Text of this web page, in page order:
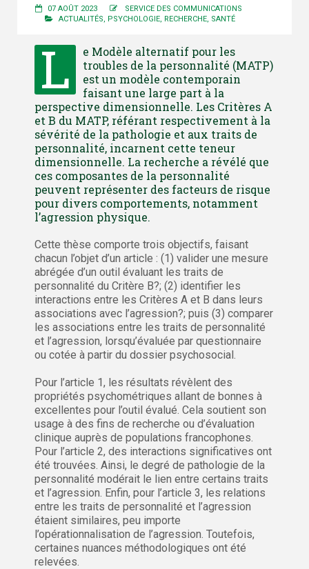
07 AOÛT 2023
SERVICE DES COMMUNICATIONS
ACTUALITÉS, PSYCHOLOGIE, RECHERCHE, SANTÉ
L
e Modèle alternatif pour les
troubles de la personnalité (MATP)
est un modèle contemporain
faisant une large part à la
perspective dimensionnelle. Les Critères A
et B du MATP, référant respectivement à la
sévérité de la pathologie et aux traits de
personnalité, incarnent cette teneur
dimensionnelle. La recherche a révélé que
ces composantes de la personnalité
peuvent représenter des facteurs de risque
pour divers comportements, notamment
l’agression physique.
Cette thèse comporte trois objectifs, faisant
chacun l’objet d’un article : (1) valider une mesure
abrégée d’un outil évaluant les traits de
personnalité du Critère B?; (2) identifier les
interactions entre les Critères A et B dans leurs
associations avec l’agression?; puis (3) comparer
les associations entre les traits de personnalité
et l’agression, lorsqu’évaluée par questionnaire
ou cotée à partir du dossier psychosocial.
Pour l’article 1, les résultats révèlent des
propriétés psychométriques allant de bonnes à
excellentes pour l’outil évalué. Cela soutient son
usage à des fins de recherche ou d’évaluation
clinique auprès de populations francophones.
Pour l’article 2, des interactions significatives ont
été trouvées. Ainsi, le degré de pathologie de la
personnalité modérait le lien entre certains traits
et l’agression. Enfin, pour l’article 3, les relations
entre les traits de personnalité et l’agression
étaient similaires, peu importe
l’opérationnalisation de l’agression. Toutefois,
certaines nuances méthodologiques ont été
relevées.